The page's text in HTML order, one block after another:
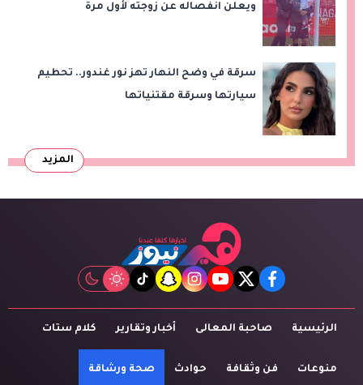
ويعلن انفصاله عن زوجته لأول مرة
سرقة في وضح النهار تهز نور غندور.. تحطيم
سيارتها وسرقة مقتنياتها
المزيد
facebook
twitter
youtube
instagram
snapchat
tiktok
الرئيسية صاحبة المعالى أخبار وتقارير كلام ستات
منوعات فن وثقافة حوادث صحة ورشاقة